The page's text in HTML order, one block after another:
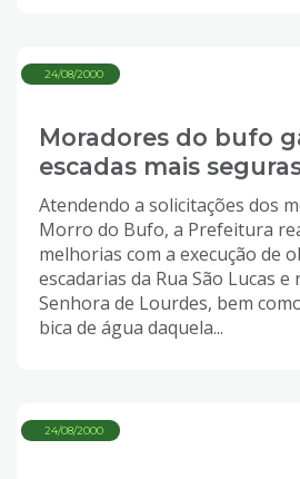
24/08/2000
Moradores do bufo
escadas mais
Atendendo a solicitações dos
Morro do Bufo, a Prefeitura
melhorias com a execução de
escadarias da Rua São Lucas
Senhora de Lourdes, bem
bica de água daquela...
24/08/2000